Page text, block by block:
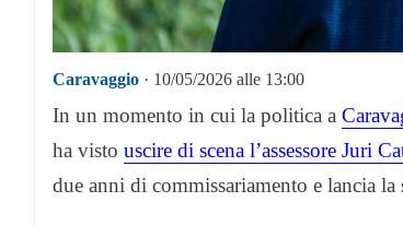
Caravaggio · 10/05/2026 alle 13:00
In un momento in cui la politica a
ha visto uscire di scena l’assessore Juri
due anni di commissariamento e lancia la